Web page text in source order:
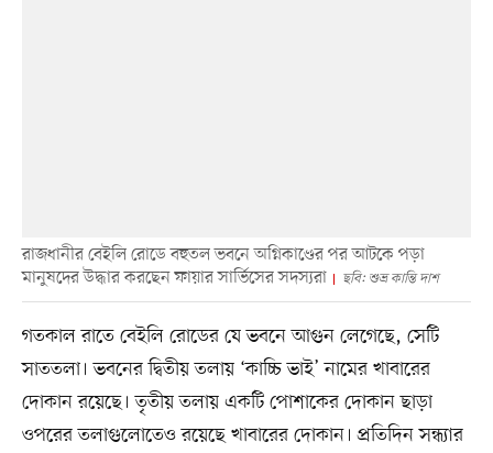
রাজধানীর বেইলি রোডে বহুতল ভবনে অগ্নিকাণ্ডের পর আটকে পড়া
মানুষদের উদ্ধার করছেন ফায়ার সার্ভিসের সদস্যরা
ছবি: শুভ্র কান্তি দাশ
গতকাল রাতে বেইলি রোডের যে ভবনে আগুন লেগেছে, সেটি
সাততলা। ভবনের দ্বিতীয় তলায় ‘কাচ্চি ভাই’ নামের খাবারের
দোকান রয়েছে। তৃতীয় তলায় একটি পোশাকের দোকান ছাড়া
ওপরের তলাগুলোতেও রয়েছে খাবারের দোকান। প্রতিদিন সন্ধ্যার